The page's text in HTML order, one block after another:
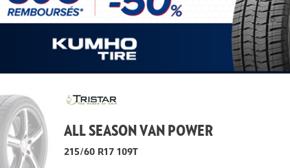
ALL SEASON VAN POWER
215/60 R17 109T